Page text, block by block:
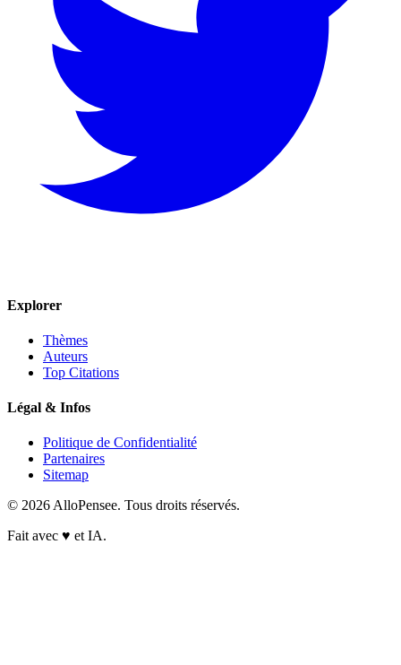
Explorer
Thèmes
Auteurs
Top Citations
Légal & Infos
Politique de Confidentialité
Partenaires
Sitemap
© 2026 AlloPensee. Tous droits réservés.
Fait avec ♥ et IA.